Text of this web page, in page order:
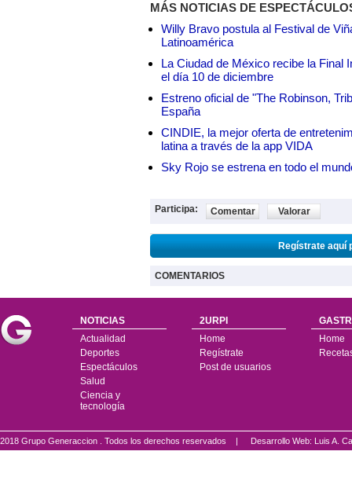
MÁS NOTICIAS DE
Willy Bravo postula al Festival de
Latinoamérica
La Ciudad de México recibe la Final
el día 10 de diciembre
Estreno oficial de "The Robinson,
España
CINDIE, la mejor oferta de
latina a través de la app VIDA
Sky Rojo se estrena en todo el
Participa: Comentar Valorar
Regístrate aquí
COMENTARIOS
NOTICIAS
Actualidad
Deportes
Espectáculos
Salud
Ciencia y
tecnología
2URPI
Home
Regístrate
Post de usuarios
Home
2018 Grupo Generaccion . Todos los derechos reservados | Desarrollo Web: Luis